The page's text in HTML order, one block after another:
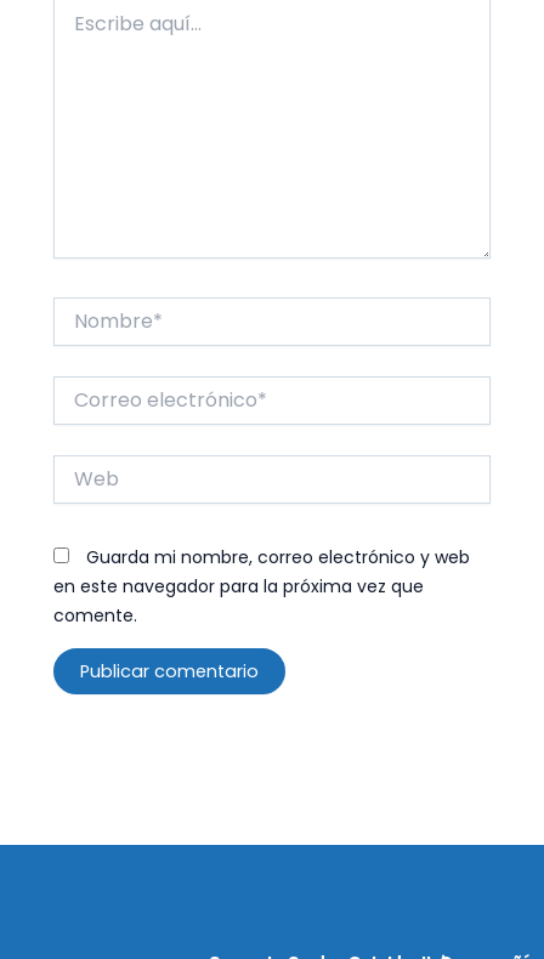
aquí...
Nombre*
electrónico*
Guarda mi nombre, correo electrónico y web
en este navegador para la próxima vez que
comente.